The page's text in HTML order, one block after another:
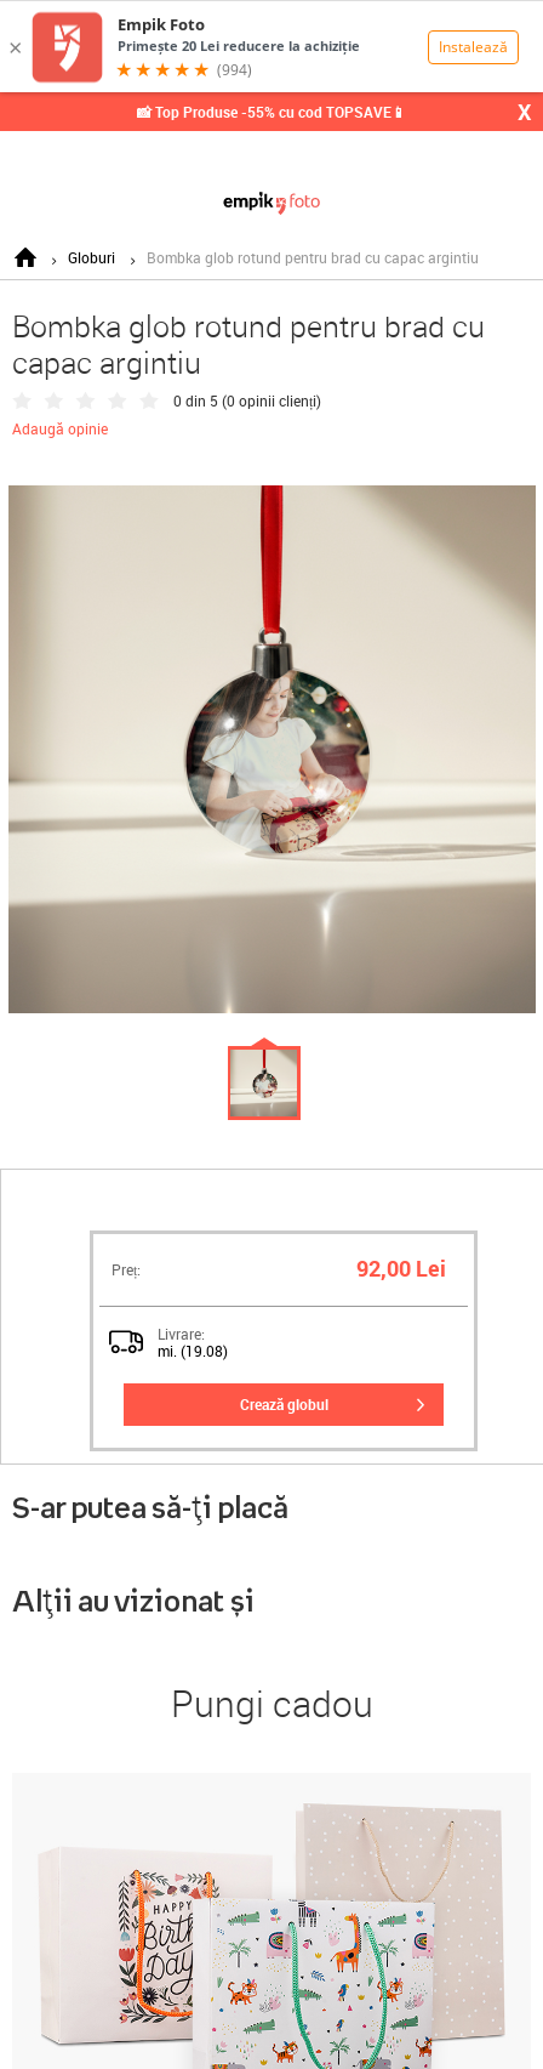
📸 Top Produse -55% cu cod TOPSAVE📱 X
Globuri Bombka glob rotund pentru brad cu capac argintiu
Bombka glob rotund pentru brad cu
capac argintiu
0 din 5 (0 opinii clienți)
Adaugă opinie
Preț: 92,00 Lei
Livrare:
mi. (19.08)
crează globul
S-ar putea să-ți placă
Alții au vizionat și
Pungi cadou